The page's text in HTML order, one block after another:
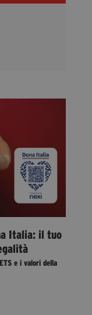
Italia: il tuo
e i valori della